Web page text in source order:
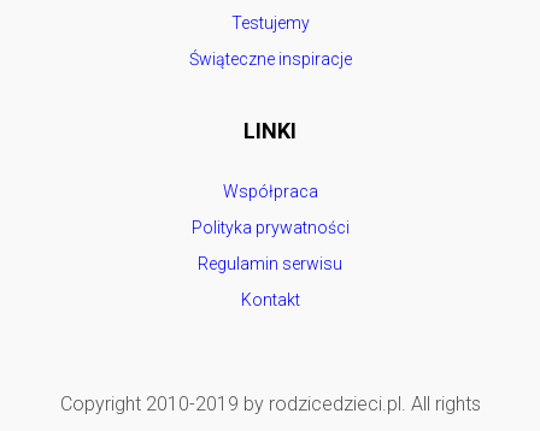
Testujemy
Świąteczne inspiracje
LINKI
Współpraca
Polityka prywatności
Regulamin serwisu
Kontakt
Copyright 2010-2019 by rodzicedzieci.pl. All rights